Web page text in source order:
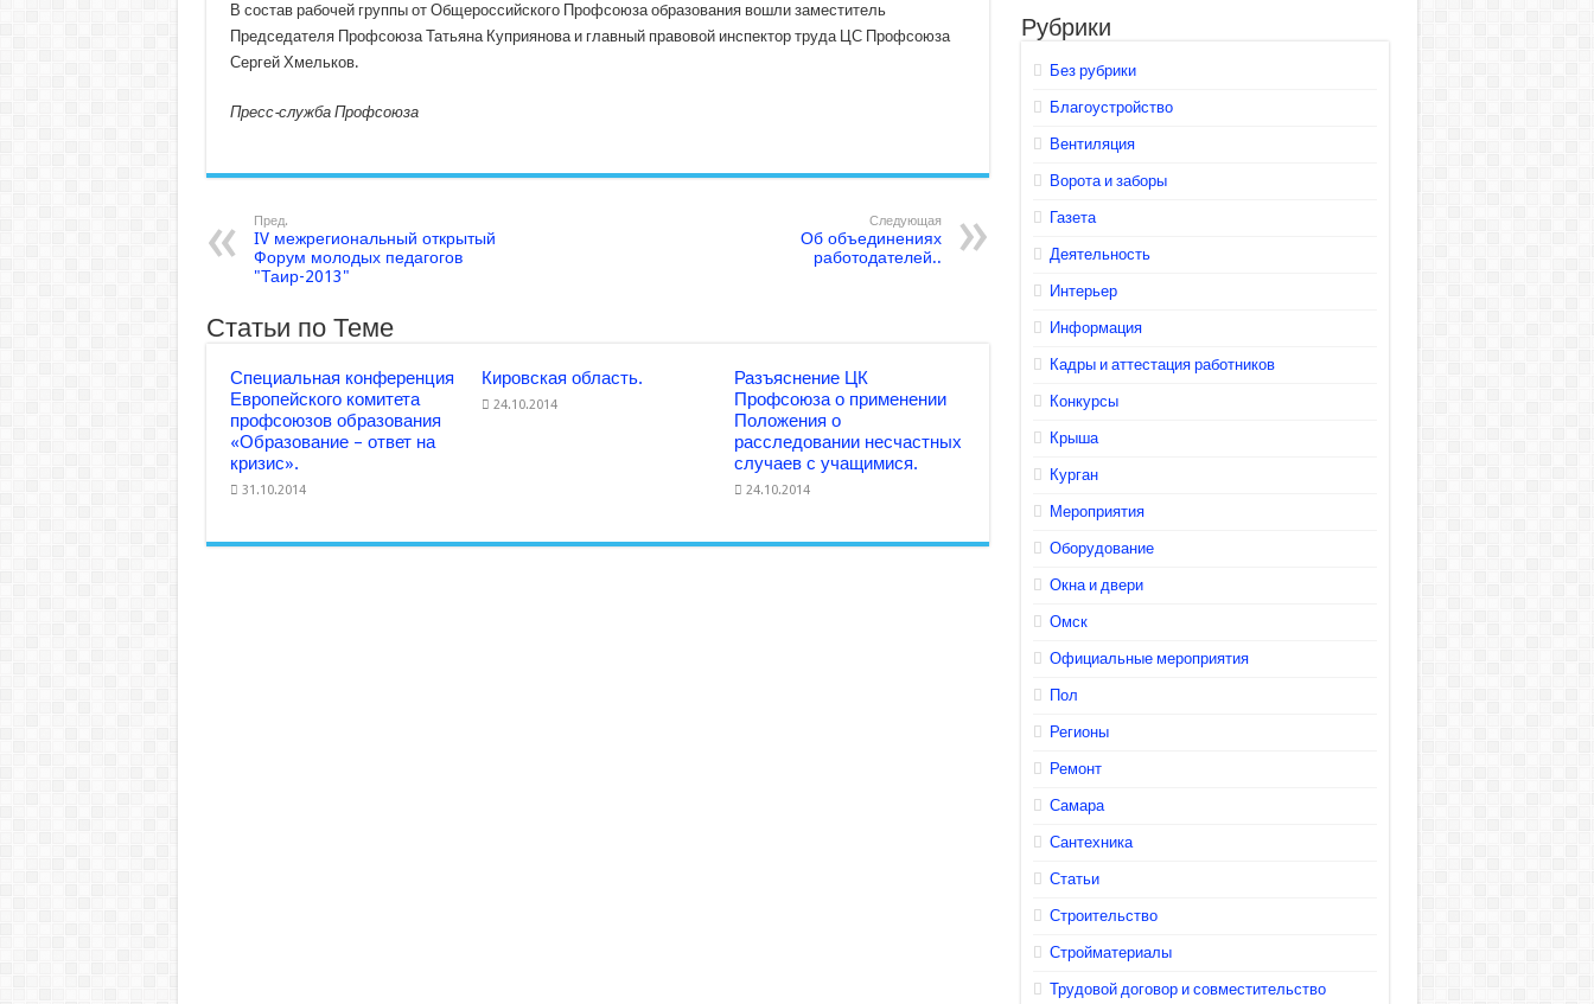
В состав рабочей группы от Общероссийского Профсоюза образования вошли заместитель
Председателя Профсоюза Татьяна Куприянова и главный правовой инспектор труда ЦС Профсоюза
Сергей Хмельков.
Пресс-служба Профсоюза
Пред.
IV межрегиональный открытый
Форум молодых педагогов
"Таир-2013"
Следующая
Об объединениях
работодателей..
Статьи по Теме
Специальная конференция
Европейского комитета
профсоюзов образования
«Образование – ответ на
кризис».
31.10.2014
Кировская область.
24.10.2014
Разъяснение ЦК
Профсоюза о применении
Положения о
расследовании несчастных
случаев с учащимися.
24.10.2014
Рубрики
Без рубрики
Благоустройство
Вентиляция
Ворота и заборы
Газета
Деятельность
Интерьер
Информация
Кадры и аттестация работников
Конкурсы
Крыша
Курган
Мероприятия
Оборудование
Окна и двери
Омск
Официальные мероприятия
Пол
Регионы
Ремонт
Самара
Сантехника
Статьи
Строительство
Стройматериалы
Трудовой договор и совместительство